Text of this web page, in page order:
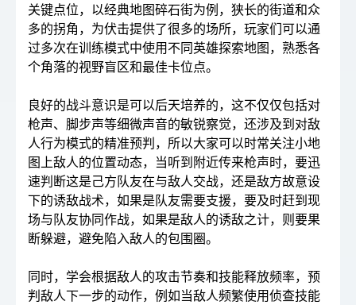
关键点位，以经典地图碎石街为例，狭长的街道和众
多的拐角，为伏击提供了很多的场所，玩家们可以通
过多次在训练模式中使用不同英雄探索地图，熟悉各
个角落的视野盲区和最佳卡位点。
良好的战斗意识是可以后天培养的，这不仅仅包括对
枪声、脚步声等细微声音的敏锐察觉，还涉及到对敌
人行为模式的精准预判，所以大家可以时常关注小地
图上敌人的位置动态，当听到附近传来枪声时，要迅
速判断这是己方队友在与敌人交战，还是敌方故意设
下的诱敌战术，如果是队友需要支援，要及时赶到现
场与队友协同作战，如果是敌人的诱敌之计，则要果
断躲避，避免陷入敌人的包围圈。
同时，学会根据敌人的攻击节奏和技能释放频率，预
判敌人下一步的动作，例如当敌人频繁使用侦查技能